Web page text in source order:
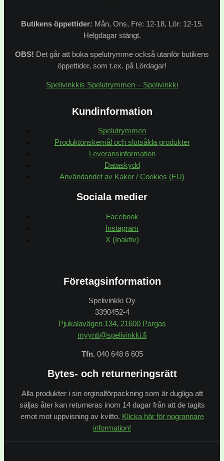
Butikens öppettider: Mån, Ons, Fre: 12-18, Lör: 12-15.
Helgdagar stängt.
OBS! Det går att boka spelutrymme också utanför butikens
öppettider, som t.ex. på Lördagar!
Spelivinkkis Spelutrymmen – Spelivinkki
Kundinformation
Spelutrymmen
Produktönskemål och slutsålda produkter
Leveransinformation
Dataskydd
Användandet av Kakor / Cookies (EU)
Sociala medier
Facebook
Instagram
X (Inaktiv)
Företagsinformation
Spelivinkki Oy
3390452-4
Pjukalavägen 134, 21600 Pargas
myynti@spelivinkki.fi
Tfn. 040 648 6 605
Bytes- och returneringsrätt
Alla produkter i sin orginalförpackning som är dugliga att
säljas åter kan returneras inom 14 dagar från att de tagits
emot mot uppvisning av kvitto. Klicka här för nogrannare
information!